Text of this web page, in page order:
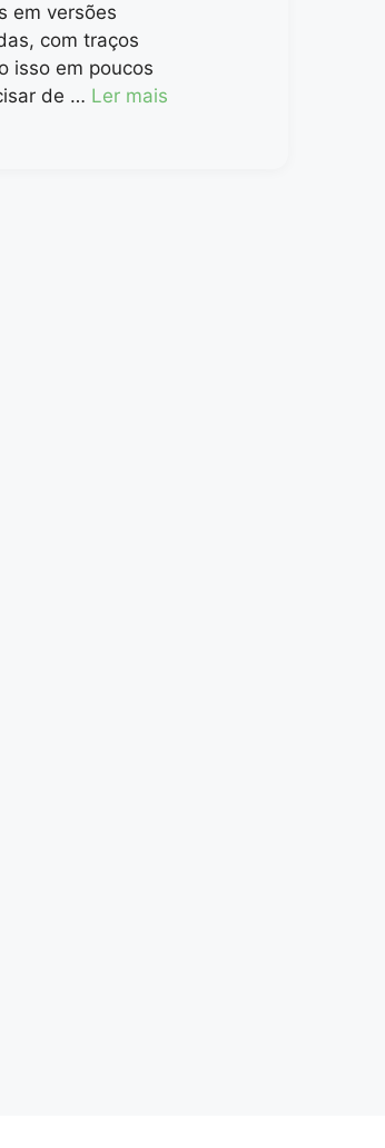
em versões
com traços
isso em poucos
de … Ler mais